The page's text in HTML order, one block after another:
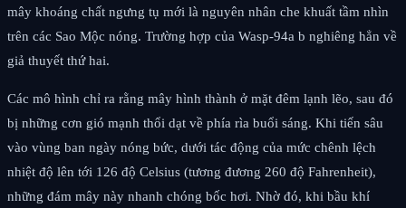
mây khoáng chất ngưng tụ mới là nguyên nhân che khuất tầm nhìn
trên các Sao Mộc nóng. Trường hợp của Wasp-94a b nghiêng hẳn về
giả thuyết thứ hai.
Các mô hình chỉ ra rằng mây hình thành ở mặt đêm lạnh lẽo, sau đó
bị những cơn gió mạnh thổi dạt về phía rìa buổi sáng. Khi tiến sâu
vào vùng ban ngày nóng bức, dưới tác động của mức chênh lệch
nhiệt độ lên tới 126 độ Celsius (tương đương 260 độ Fahrenheit),
những đám mây này nhanh chóng bốc hơi. Nhờ đó, khi bầu khí